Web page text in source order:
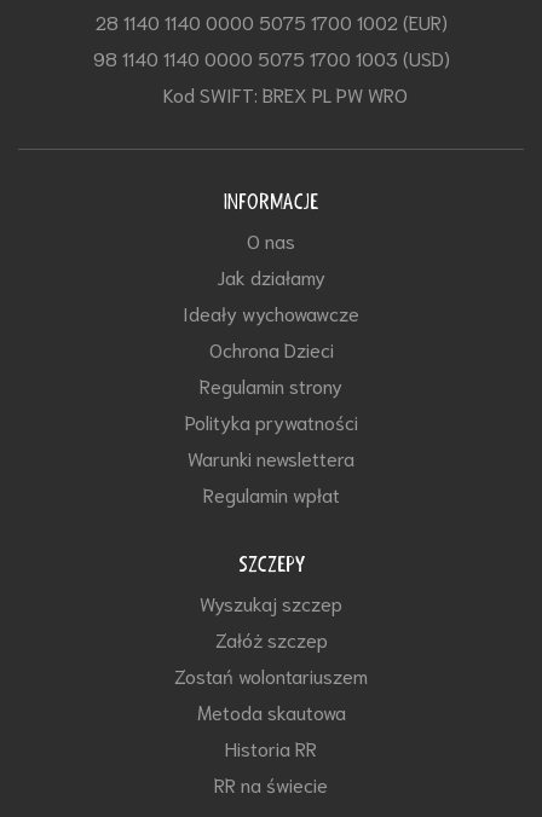
28 1140 1140 0000 5075 1700 1002 (EUR)
98 1140 1140 0000 5075 1700 1003 (USD)
Kod SWIFT: BREX PL PW WRO
INFORMACJE
O nas
Jak działamy
Ideały wychowawcze
Ochrona Dzieci
Regulamin strony
Polityka prywatności
Warunki newslettera
Regulamin wpłat
SZCZEPY
Wyszukaj szczep
Załóż szczep
Zostań wolontariuszem
Metoda skautowa
Historia RR
RR na świecie